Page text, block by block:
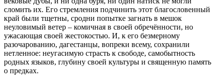
сломить их. Его стремления подчинить этот благословенный
край были тщетны, сродни попытке загнать в мешок
неуловимый ветер – комичная в своей обречённости, но
ужасающая своей жестокостью. И, к его безмерному
разочарованию, дагестанцы, вопреки всему, сохранили
нетленное: неугасимую страсть к свободе, самобытность
родных языков, глубину своей культуры и священную память
о предках.